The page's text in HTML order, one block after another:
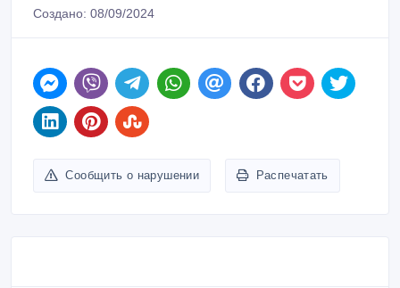
Создано: 08/09/2024
Сообщить о нарушении Распечатать